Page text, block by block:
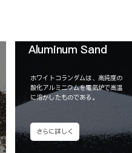
Aluminum Sand
ホワイトコランダムは、高純度の
酸化アルミニウムを電気炉で高温
に溶かしたものである。
さらに詳しく